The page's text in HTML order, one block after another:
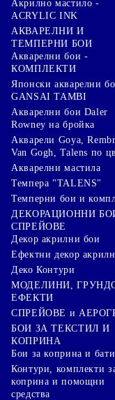
Акрилно мастило -
ACRYLIC INK
АКВАРЕЛНИ И
ТЕМПЕРНИ БОИ
Акварелни бои -
КОМПЛЕКТИ
Японски акварелни
GANSAI TAMBI
Акварелни бои Daler
Rowney на бройка
Акварели Goya,
Van Gogh, Talens по
Акварелни мастила
Темпера "TALENS"
Темперни бои и
ДЕКОРАЦИОННИ
СПРЕЙОВЕ
Декор акрилни бои
Ефектни декор
Деко Контури
МОДЕЛИНИ,
ЕФЕКТИ
СПРЕЙОВЕ и
БОИ ЗА ТЕКСТИЛ И
КОПРИНА
Бои за коприна и
Контури, комплекти
коприна и помощни
средства